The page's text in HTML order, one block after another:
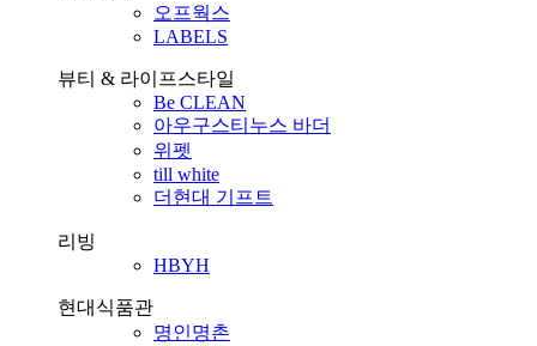
오프웍스
LABELS
뷰티 & 라이프스타일
Be CLEAN
아우구스티누스 바더
위펫
till white
더현대 기프트
리빙
HBYH
현대식품관
명인명촌